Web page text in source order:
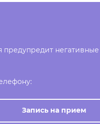
Запись на прием